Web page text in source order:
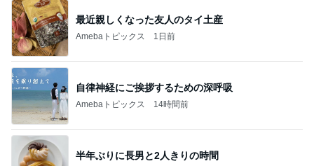
最近親しくなった友人のタイ土産
Amebaトピックス 1日前
自律神経にご挨拶するための深呼吸
Amebaトピックス 14時間前
半年ぶりに長男と2人きりの時間